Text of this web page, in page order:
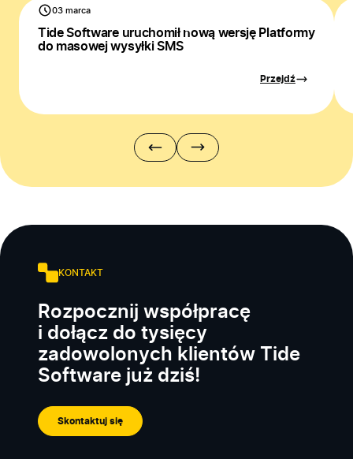
03 marca
Tide Software uruchomił nową wersję Platformy
do masowej wysyłki SMS
Przejdź
KONTAKT
Rozpocznij współpracę
i dołącz do tysięcy
zadowolonych klientów Tide
Software już dziś!
Skontaktuj się